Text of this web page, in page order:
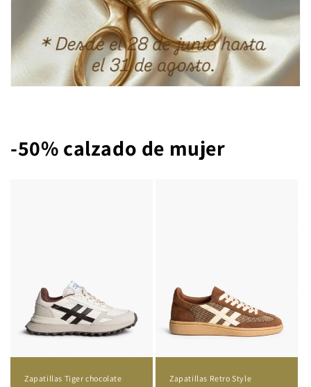
-50% calzado de mujer
Zapatillas Tiger chocolate Zapatillas Retro Style